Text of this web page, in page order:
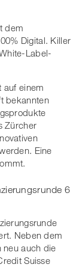
dem
Digital. Killer
Label-
auf einem
bekannten
Zürcher
Eine
6
Neben dem
neu auch die
Suisse